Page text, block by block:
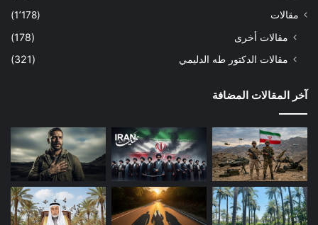
مقالات
(1٬178)
مقالات أخرى
(178)
مقالات الدكتور طه الدليمي
(321)
آخر المقالات المضافة